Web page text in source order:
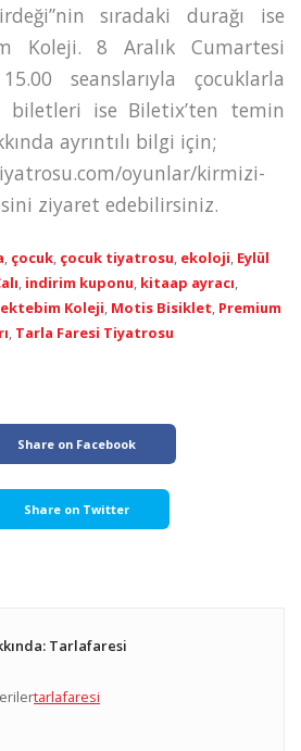
sıradaki durağı ise
Koleji. 8 Aralık Cumartesi
seanslarıyla çocuklarla
biletleri ise Biletix’ten temin
ayrıntılı bilgi için;
oyunlar/kirmizi-
ziyaret edebilirsiniz.
, çocuk, çocuk tiyatrosu, ekoloji, Eylül
, indirim kuponu, kitaap ayracı,
Koleji, Motis Bisiklet, Premium
, Tarla Faresi Tiyatrosu
Share on Facebook
Share on Twitter
Tarlafaresi
tarlafaresi